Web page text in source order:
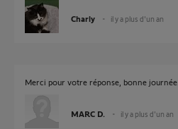
Charly il y a plus d'un an
Merci pour votre réponse, bonne journée.
MARC D. il y a plus d'un an